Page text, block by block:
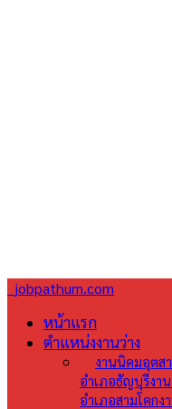
jobpathum.com
หน้าแรก
ตำแหน่งงานว่าง
งานนิคมอุตส
อำเภอธัญบุรีงา
อำเภอสามโคกง